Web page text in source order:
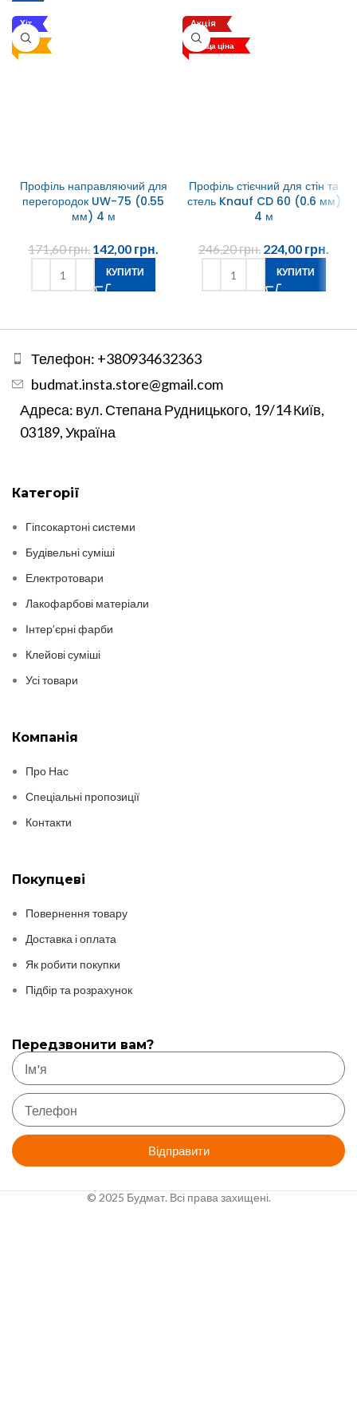
Хіт
Топ
Профіль направляючий для
перегородок UW-75 (0.55
мм) 4 м
171,60грн. 142,00 грн.
КУПИТИ
Акція
Краща ціна
Профіль стієчний для стін та
стель Knauf CD 60 (0.6 мм)
4 м
246,20грн. 224,00 грн.
КУПИТИ
Телефон: +380934632363
budmat.insta.store@gmail.com
Адреса: вул. Степана Рудницького, 19/14 Київ,
03189, Україна
Категорії
Гіпсокартоні системи
Будівельні суміші
Електротовари
Лакофарбові матеріали
Інтер’єрні фарби
Клейові суміші
Усі товари
Компанія
Про Нас
Спеціальні пропозиції
Контакти
Покупцеві
Повернення товару
Доставка і оплата
Як робити покупки
Підбір та розрахунок
Передзвонити вам?
Відправити
© 2025 Будмат. Всі права захищені.